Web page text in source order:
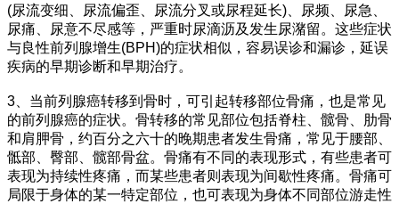
(尿流变细、尿流偏歪、尿流分叉或尿程延长)、尿频、尿急、
尿痛、尿意不尽感等，严重时尿滴沥及发生尿潴留。这些症状
与良性前列腺增生(BPH)的症状相似，容易误诊和漏诊，延误
疾病的早期诊断和早期治疗。
3、当前列腺癌转移到骨时，可引起转移部位骨痛，也是常见
的前列腺癌的症状。骨转移的常见部位包括脊柱、髋骨、肋骨
和肩胛骨，约百分之六十的晚期患者发生骨痛，常见于腰部、
骶部、臀部、髋部骨盆。骨痛有不同的表现形式，有些患者可
表现为持续性疼痛，而某些患者则表现为间歇性疼痛。骨痛可
局限于身体的某一特定部位，也可表现为身体不同部位游走性